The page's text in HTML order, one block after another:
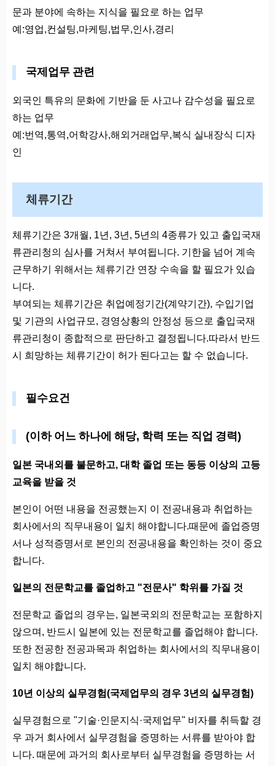
문과 분야에 속하는 지식을 필요로 하는 업무
예:영업,컨설팅,마케팅,법무,인사,경리
국제업무 관련
외국인 특유의 문화에 기반을 둔 사고나 감수성을 필요로
하는 업무
예:번역,통역,어학강사,해외거래업무,복식 실내장식 디자
인
체류기간
체류기간은 3개월, 1년, 3년, 5년의 4종류가 있고 출입국재
류관리청의 심사를 거쳐서 부여됩니다. 기한을 넘어 계속
근무하기 위해서는 체류기간 연장 수속을 할 필요가 있습
니다.
부여되는 체류기간은 취업예정기간(계약기간), 수입기업
및 기관의 사업규모, 경영상황의 안정성 등으로 출입국재
류관리청이 종합적으로 판단하고 결정됩니다.따라서 반드
시 희망하는 체류기간이 허가 된다고는 할 수 없습니다.
필수요건
(이하 어느 하나에 해당, 학력 또는 직업 경력)
일본 국내외를 불문하고, 대학 졸업 또는 동등 이상의 고등
교육을 받을 것
본인이 어떤 내용을 전공했는지 이 전공내용과 취업하는
회사에서의 직무내용이 일치 해야합니다.때문에 졸업증명
서나 성적증명서로 본인의 전공내용을 확인하는 것이 중요
합니다.
일본의 전문학교를 졸업하고 "전문사" 학위를 가질 것
전문학교 졸업의 경우는, 일본국외의 전문학교는 포함하지
않으며, 반드시 일본에 있는 전문학교를 졸업해야 합니다.
또한 전공한 전공과목과 취업하는 회사에서의 직무내용이
일치 해야합니다.
10년 이상의 실무경험(국제업무의 경우 3년의 실무경험)
실무경험으로 "기술·인문지식·국제업무" 비자를 취득할 경
우 과거 회사에서 실무경험을 증명하는 서류를 받아야 합
니다. 때문에 과거의 회사로부터 실무경험을 증명하는 서